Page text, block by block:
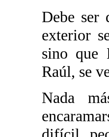
Debe ser
exterior
sino que
Raúl, se
Nada